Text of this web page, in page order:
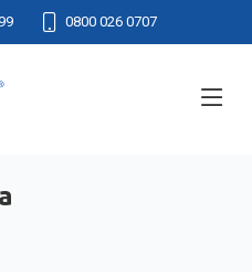
0800 026 0707